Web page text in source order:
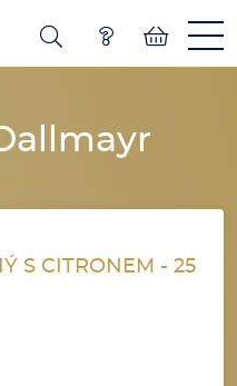
S CITRONEM - 25